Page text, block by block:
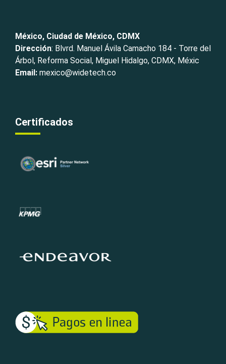
México, Ciudad de México, CDMX
Dirección: Blvrd. Manuel Ávila Camacho 184 - Torre del
Árbol, Reforma Social, Miguel Hidalgo, CDMX, Méxic
Email: mexico@widetech.co
Certificados